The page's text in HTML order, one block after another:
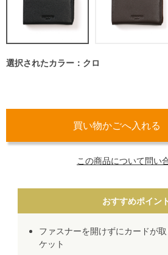
選択されたカラー：クロ
この商品について問い
おすすめポイント
ファスナーを開けずにカードが
ケット